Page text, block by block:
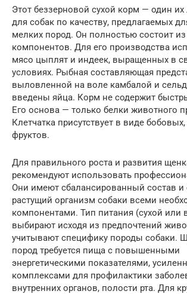
Этот беззерновой сухой корм — один
для собак по качеству, предлагаемых
мелких пород. Он полностью состоит
компонентов. Для его производства
мясо цыплят и индеек, выращенных в
условиях. Рыбная составляющая
выловленной на воле камбалой и
введены яйца. Корм не содержит
Его основа — только белки животного
Клетчатка присутствует в виде
фруктов.
Для правильного роста и развития
рекомендуют использовать
Они имеют сбалансированный состав и
растущий организм собаки всеми
компонентами. Тип питания (сухой или
выбирают исходя из предпочтений
учитывают специфику породы собаки.
пород требуется пища с повышенными
энергетическими показателями,
комплексами для профилактики
внутренних органов, полости рта. Для